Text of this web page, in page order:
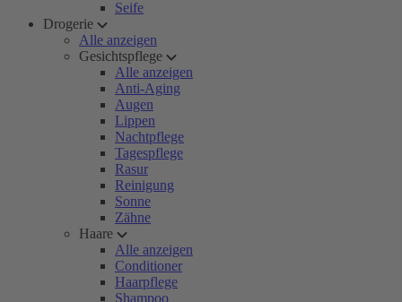
Seife
Drogerie
Alle anzeigen
Gesichtspflege
Alle anzeigen
Anti-Aging
Augen
Lippen
Nachtpflege
Tagespflege
Rasur
Reinigung
Sonne
Zähne
Haare
Alle anzeigen
Conditioner
Haarpflege
Shampoo